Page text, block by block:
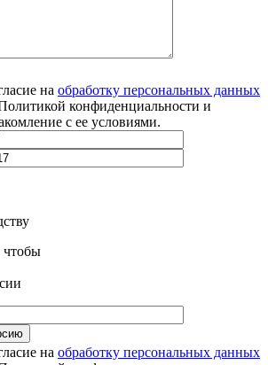
на обработку персональных данных
конфиденциальности и
с ее условиями.
чтобы
на обработку персональных данных